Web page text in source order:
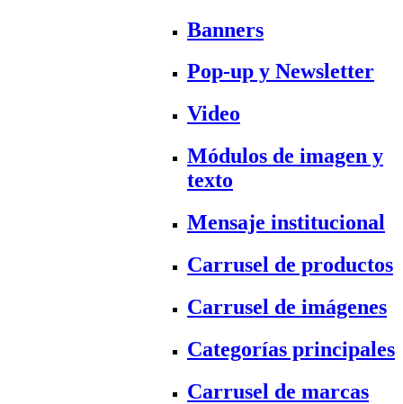
Banners
Pop-up y Newsletter
Video
Módulos de imagen y
texto
Mensaje institucional
Carrusel de productos
Carrusel de imágenes
Categorías principales
Carrusel de marcas